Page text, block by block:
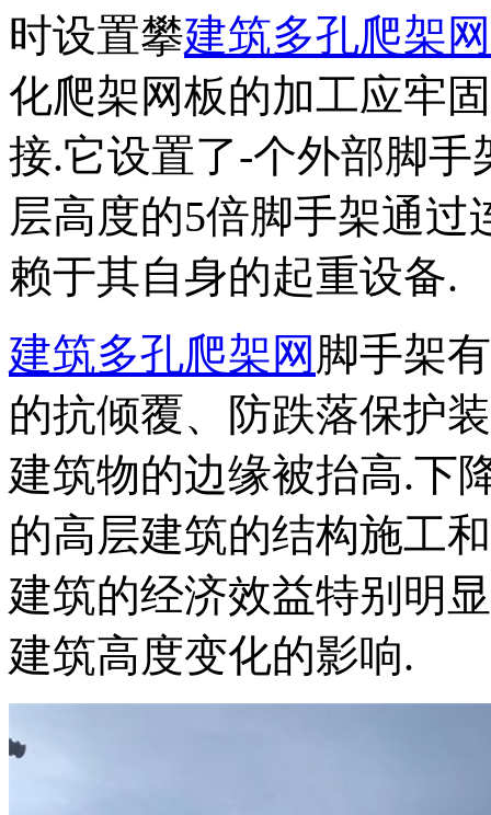
时设置攀建筑多孔爬架网
化爬架网板的加工应牢固
接.它设置了-个外部脚
层高度的5倍脚手架通
赖于其自身的起重设备.
建筑多孔爬架网 脚手架
的抗倾覆、防跌落保护
建筑物的边缘被抬高.下
的高层建筑的结构施工
建筑的经济效益特别明
建筑高度变化的影响.